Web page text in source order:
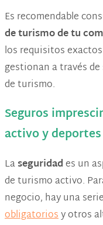
Es recomendable
de turismo de tu
los requisitos
gestionan a través
de turismo.
Seguros
activo y
Laseguridades un
de turismo activo.
negocio, hay una
obligatoriosy otros